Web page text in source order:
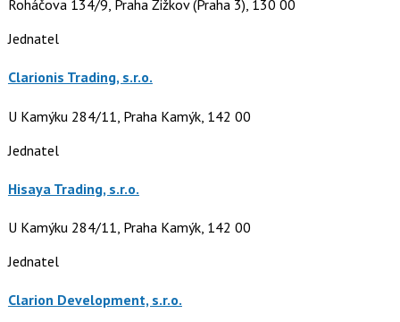
Roháčova 134/9, Praha Žižkov (Praha 3), 130 00
Jednatel
Clarionis Trading, s.r.o.
U Kamýku 284/11, Praha Kamýk, 142 00
Jednatel
Hisaya Trading, s.r.o.
U Kamýku 284/11, Praha Kamýk, 142 00
Jednatel
Clarion Development, s.r.o.